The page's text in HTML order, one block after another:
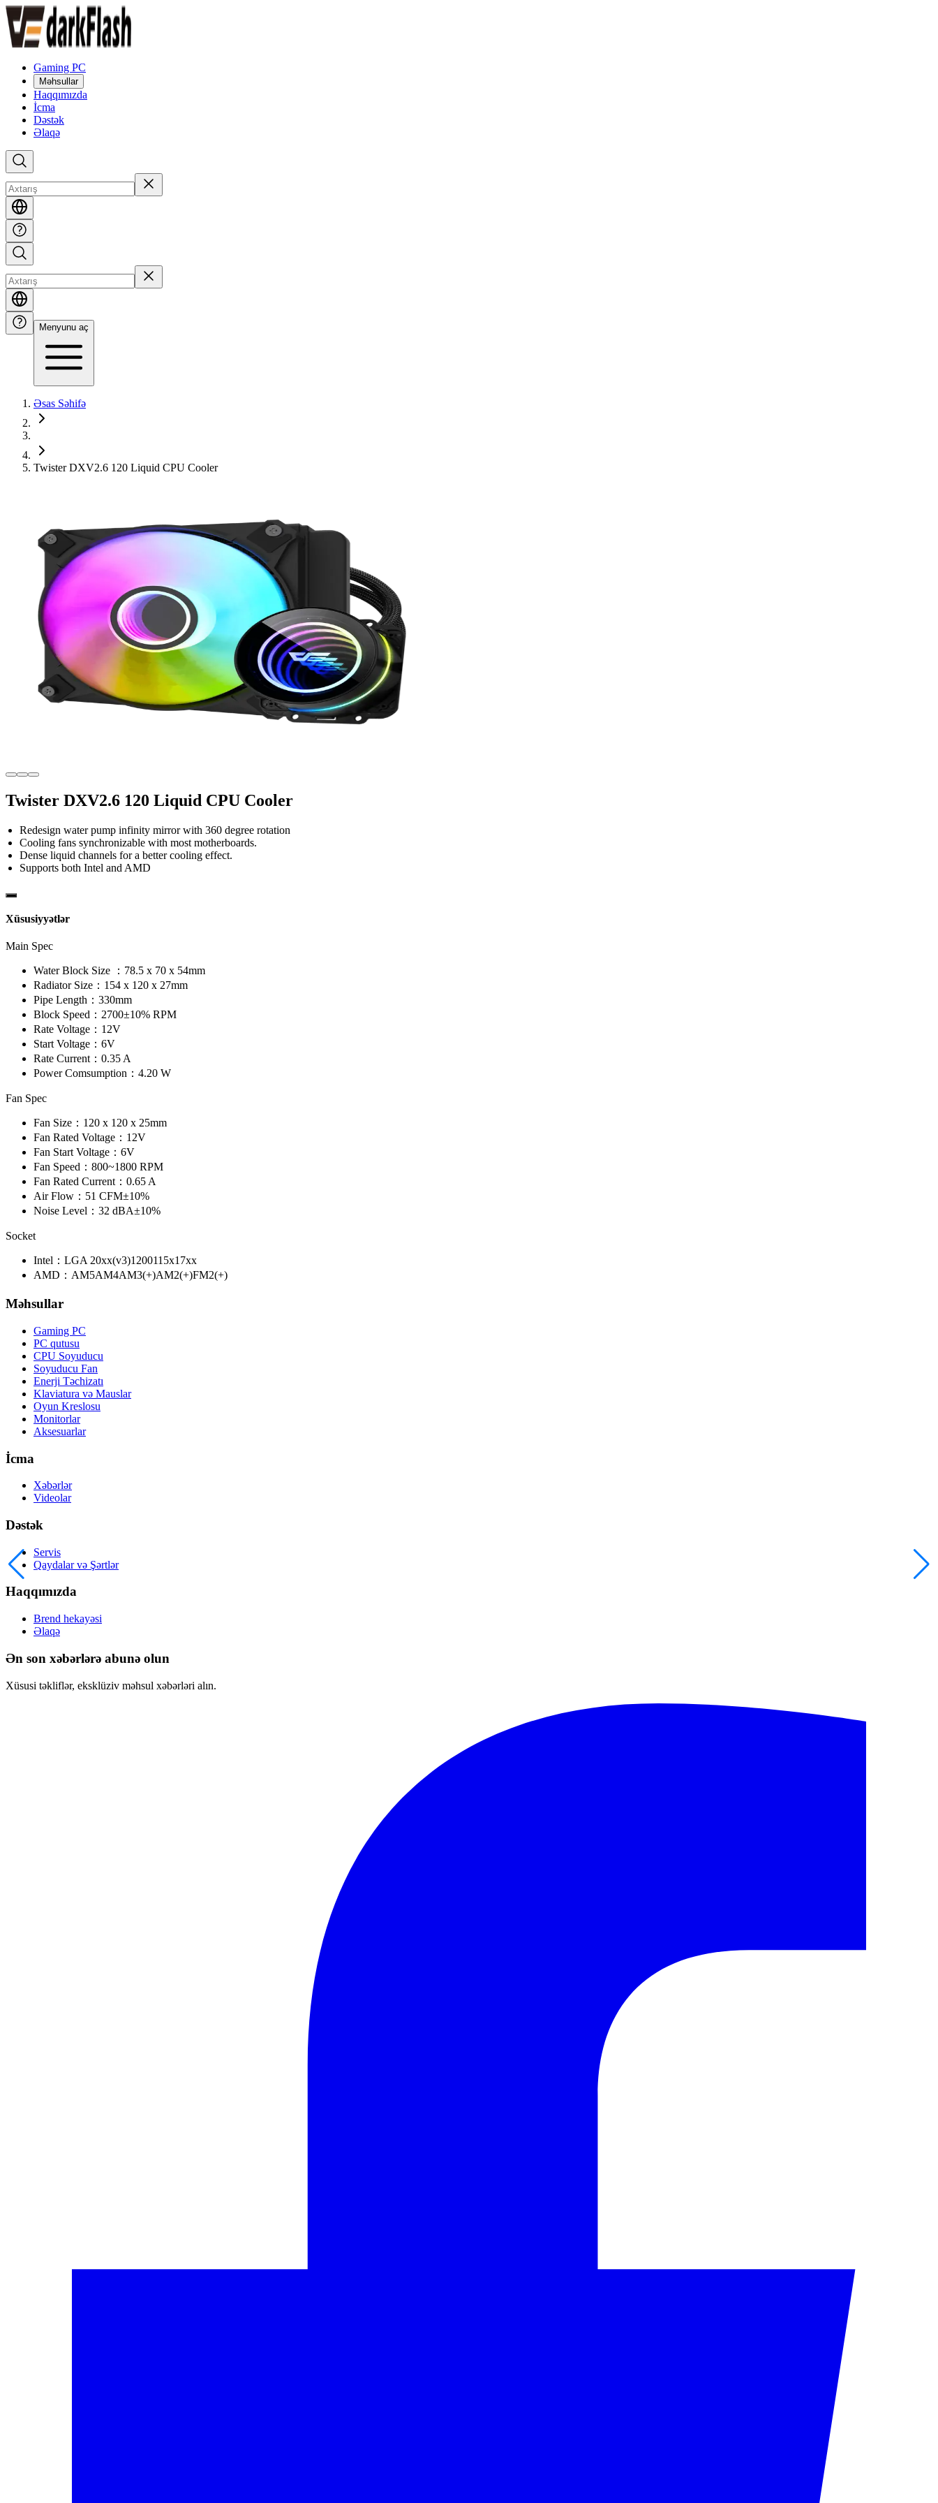
Gaming PC
Məhsullar
Haqqımızda
İcma
Dəstək
Əlaqə
Menyunu aç
Əsas Səhifə
Twister DXV2.6 120 Liquid CPU Cooler
Twister DXV2.6 120 Liquid CPU Cooler
Redesign water pump infinity mirror with 360 degree rotation
Cooling fans synchronizable with most motherboards.
Dense liquid channels for a better cooling effect.
Supports both Intel and AMD
Xüsusiyyətlər
Main Spec
Water Block Size ： 78.5 x 70 x 54mm
Radiator Size： 154 x 120 x 27mm
Pipe Length： 330mm
Block Speed： 2700±10% RPM
Rate Voltage： 12V
Start Voltage： 6V
Rate Current： 0.35 A
Power Comsumption： 4.20 W
Fan Spec
Fan Size： 120 x 120 x 25mm
Fan Rated Voltage： 12V
Fan Start Voltage： 6V
Fan Speed： 800~1800 RPM
Fan Rated Current： 0.65 A
Air Flow： 51 CFM±10%
Noise Level： 32 dBA±10%
Socket
Intel： LGA 20xx(v3)1200115x17xx
AMD： AM5AM4AM3(+)AM2(+)FM2(+)
Məhsullar
Gaming PC
PC qutusu
CPU Soyuducu
Soyuducu Fan
Enerji Təchizatı
Klaviatura və Mauslar
Oyun Kreslosu
Monitorlar
Aksesuarlar
İcma
Xəbərlər
Videolar
Dəstək
Servis
Qaydalar və Şərtlər
Haqqımızda
Brend hekayəsi
Əlaqə
Ən son xəbərlərə abunə olun
Xüsusi təkliflər, eksklüziv məhsul xəbərləri alın.